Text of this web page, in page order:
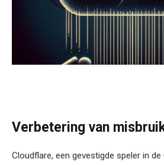
Verbetering van
Cloudflare, een gevestigde speler in